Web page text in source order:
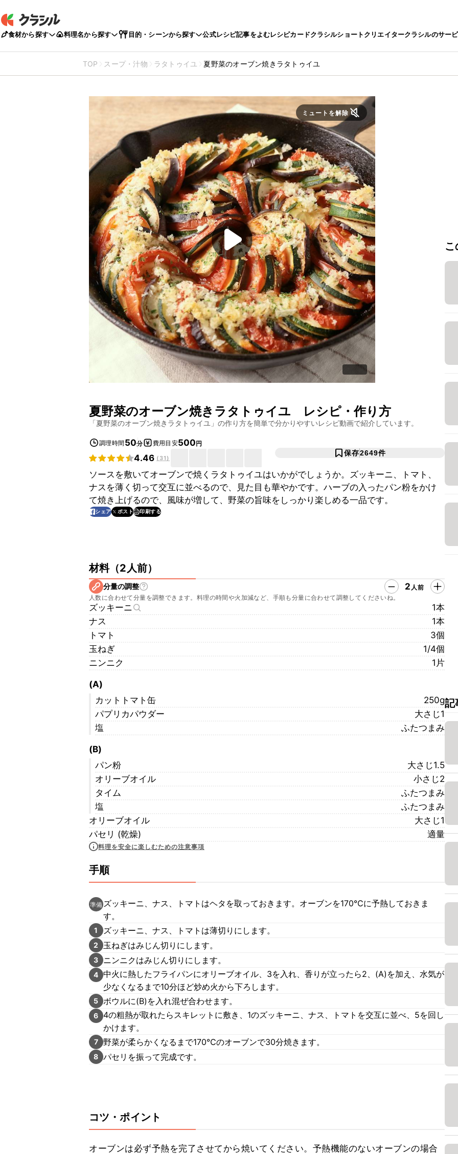
食材から探す 料理名から探す 目的・シーンから探す 公式レシピ記事をよむレシピカードクラシルショートクリエイタークラシルのサー
TOP スープ・汁物 ラタトゥイユ 夏野菜のオーブン焼きラタトゥイユ
ミュートを解除
夏野菜のオーブン焼きラタトゥイユ レシピ・作り方
「夏野菜のオーブン焼きラタトゥイユ 」の作り方を簡単で分かりやすいレシピ動画で紹介しています。
調理時間 50分 費用目安500円
4.46 ( 31)
保存2649件
ソースを敷いてオーブンで焼くラタトゥイユはいかがでしょうか。ズッキーニ、トマト、
ナスを薄く切って交互に並べるので、見た目も華やかです。ハーブの入ったパン粉をかけ
て焼き上げるので、風味が増して、野菜の旨味をしっかり楽しめる一品です。
シェア ポスト 印刷する
材料（2人前）
分量の調整 2 人前
人数に合わせて分量を調整できます。料理の時間や火加減など、手順も分量に合わせて調整してくださいね。
ズッキーニ
1本
ナス
1本
トマト
3個
玉ねぎ
1/4個
ニンニク
1片
(A)
カットトマト缶
250g
パプリカパウダー
大さじ1
塩
ふたつまみ
(B)
パン粉
大さじ1.5
オリーブオイル
小さじ2
タイム
ふたつまみ
塩
ふたつまみ
オリーブオイル
大さじ1
パセリ (乾燥)
適量
料理を安全に楽しむための注意事項
手順
準備 ズッキーニ、ナス、トマトはヘタを取っておきます。オーブンを170℃に予熱しておきま
す。
1 ズッキーニ、ナス、トマトは薄切りにします。
2 玉ねぎはみじん切りにします。
3 ニンニクはみじん切りにします。
4 中火に熱したフライパンにオリーブオイル、3を入れ、香りが立ったら2、(A)を加え、水気が
少なくなるまで10分ほど炒め火から下ろします。
5 ボウルに(B)を入れ混ぜ合わせます。
6
4の粗熱が取れたらスキレットに敷き、1のズッキーニ、ナス、トマトを交互に並べ、5を回し
かけます。
7 野菜が柔らかくなるまで170℃のオーブンで30分焼きます。
8 パセリを振って完成です。
コツ・ポイント
オーブンは必ず予熱を完了させてから焼いてください。予熱機能のないオーブンの場合
記